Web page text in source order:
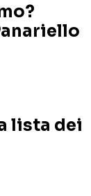
lista dei